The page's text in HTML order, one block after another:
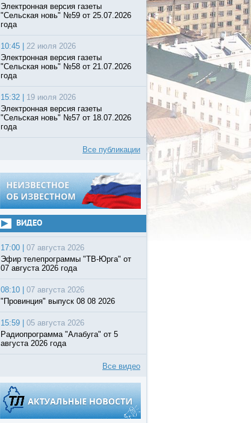
Электронная версия газеты
"Сельская новь" №59 от 25.07.2026
года
10:45 |
22 июля 2026
Электронная версия газеты
"Сельская новь" №58 от 21.07.2026
года
15:32 |
19 июля 2026
Электронная версия газеты
"Сельская новь" №57 от 18.07.2026
года
Все публикации
ВИДЕО
17:00 |
07 августа 2026
Эфир телепрограммы "ТВ-Юрга" от
07 августа 2026 года
08:10 |
07 августа 2026
"Провинция" выпуск 08 08 2026
15:59 |
05 августа 2026
Радиопрограмма "Алабуга" от 5
августа 2026 года
Все видео